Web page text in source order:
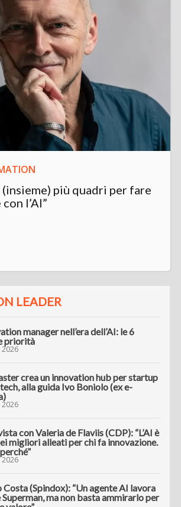
(insieme) più quadri per fare
l’AI”
LEADER
manager nell’era dell’AI: le 6
priorità
2026
crea un innovation hub per startup
alla guida Ivo Boniolo (ex e-
2026
con Valeria de Flaviis (CDP): “L’AI è
migliori alleati per chi fa innovazione.
2026
Costa (Spindox): “Un agente AI lavora
Superman, ma non basta ammirarlo per